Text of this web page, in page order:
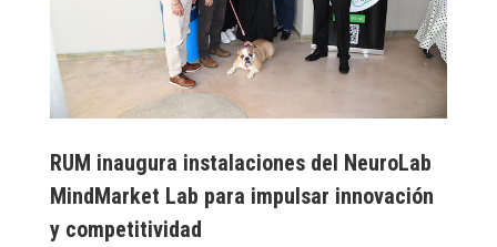
RUM inaugura instalaciones del NeuroLab
MindMarket Lab para impulsar innovación
y competitividad